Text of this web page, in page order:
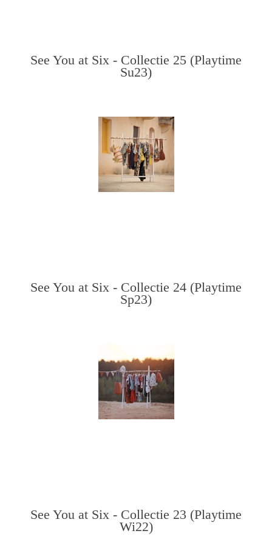
See You at Six - Collectie 25 (Playtime
Su23)
See You at Six - Collectie 24 (Playtime
Sp23)
See You at Six - Collectie 23 (Playtime
Wi22)